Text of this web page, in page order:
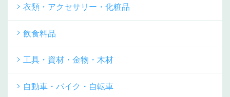
衣類・アクセサリー・化粧品
飲食料品
工具・資材・金物・木材
自動車・バイク・自転車